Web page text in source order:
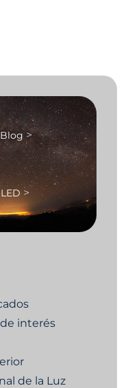
Blog >
LED>
interés
de la Luz